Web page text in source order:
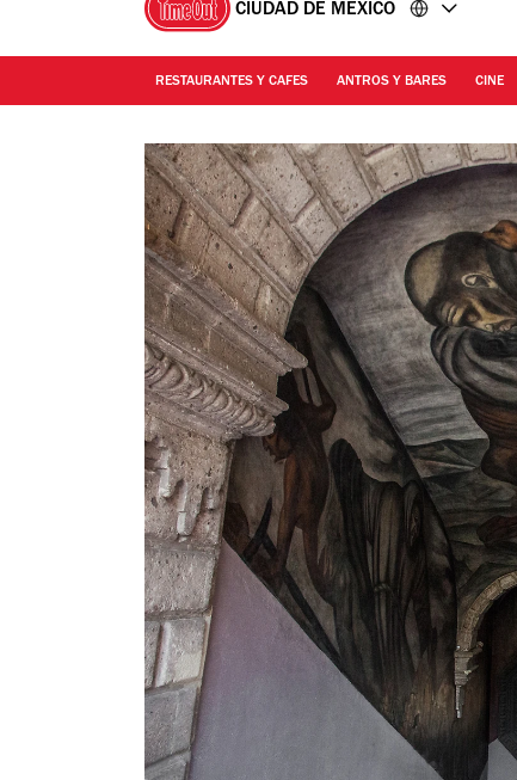
CIUDAD DE MÉXICO
RESTAURANTES Y CAFES ANTROS Y BARES CINE